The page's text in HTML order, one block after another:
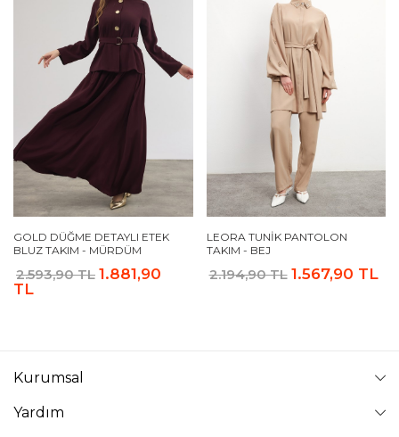
GOLD DÜĞME DETAYLI ETEK
BLUZ TAKIM - MÜRDÜM
2.593,90 TL 1.881,90
TL
LEORA TUNIK PANTOLON
TAKIM - BEJ
2.194,90 TL 1.567,90 TL
Kurumsal
Yardım